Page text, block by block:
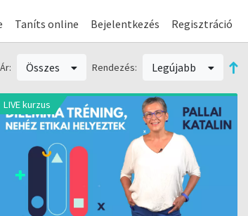
Taníts online Bejelentkezés Regisztráció
Ár: Összes Rendezés: Legújabb
LIVE kurzus